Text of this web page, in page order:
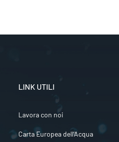
LINK UTILI
Lavora con noi
Carta Europea dell’Acqua